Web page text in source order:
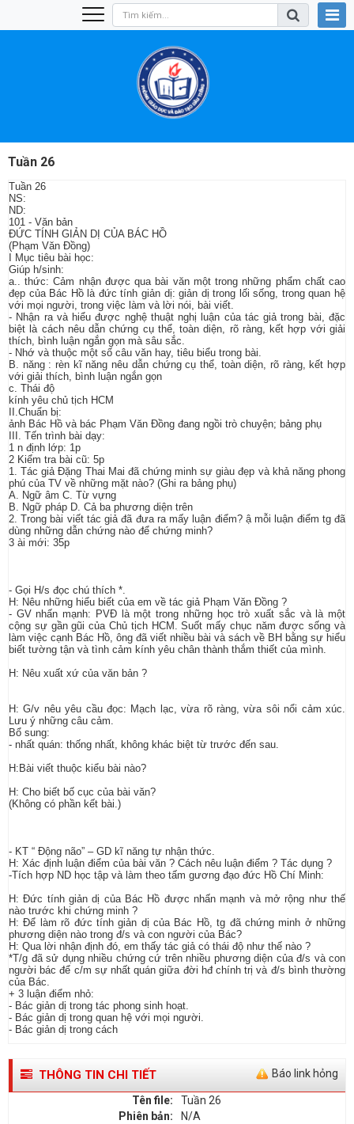
Tuần 26
Tuần 26
NS:
ND:
101 - Văn bản
ĐỨC TÍNH GIẢN DỊ CỦA BÁC HỒ
(Phạm Văn Đồng)
I Mục tiêu bài học:
Giúp h/sinh:
a.. thức: Cảm nhận được qua bài văn một trong những phẩm chất cao
đẹp của Bác Hồ là đức tính giản dị: giản dị trong lối sống, trong quan hệ
với mọi người, trong việc làm và lời nói, bài viết.
- Nhận ra và hiểu được nghệ thuật nghị luận của tác giả trong bài, đặc
biệt là cách nêu dẫn chứng cụ thể, toàn diện, rõ ràng, kết hợp với giải
thích, bình luận ngắn gọn mà sâu sắc.
- Nhớ và thuộc một số câu văn hay, tiêu biểu trong bài.
B. năng : rèn kĩ năng nêu dẫn chứng cụ thể, toàn diện, rõ ràng, kết hợp
với giải thích, bình luận ngắn gọn
c. Thái độ
kính yêu chủ tịch HCM
II.Chuẩn bị:
ảnh Bác Hồ và bác Phạm Văn Đồng đang ngồi trò chuyện; bảng phụ
III. Tến trình bài dạy:
1 n định lớp: 1p
2 Kiểm tra bài cũ: 5p
1. Tác giả Đặng Thai Mai đã chứng minh sự giàu đẹp và khả năng phong
phú của TV về những mặt nào? (Ghi ra bảng phụ)
A. Ngữ âm C. Từ vựng
B. Ngữ pháp D. Cả ba phương diện trên
2. Trong bài viết tác giả đã đưa ra mấy luận điểm? ậ mỗi luận điểm tg đã
dùng những dẫn chứng nào để chứng minh?
3 ài mới: 35p
- Gọi H/s đọc chú thích *.
H: Nêu những hiểu biết của em về tác giả Phạm Văn Đồng ?
- GV nhấn mạnh: PVĐ là một trong những học trò xuất sắc và là một
cộng sự gần gũi của Chủ tịch HCM. Suốt mấy chục năm được sống và
làm việc cạnh Bác Hồ, ông đã viết nhiều bài và sách về BH bằng sự hiểu
biết tường tận và tình cảm kính yêu chân thành thắm thiết của mình.
H: Nêu xuất xứ của văn bản ?
H: G/v nêu yêu cầu đọc: Mạch lạc, vừa rõ ràng, vừa sôi nổi cảm xúc.
Lưu ý những câu cảm.
Bổ sung:
- nhất quán: thống nhất, không khác biệt từ trước đến sau.
H:Bài viết thuộc kiểu bài nào?
H: Cho biết bố cục của bài văn?
(Không có phần kết bài.)
- KT “ Động não” – GD kĩ năng tự nhận thức.
H: Xác định luận điểm của bài văn ? Cách nêu luận điểm ? Tác dụng ?
-Tích hợp ND học tập và làm theo tấm gương đạo đức Hồ Chí Minh:
H: Đức tính giản dị của Bác Hồ được nhấn mạnh và mở rộng như thế
nào trước khi chứng minh ?
H: Để làm rõ đức tính giản dị của Bác Hồ, tg đã chứng minh ở những
phương diện nào trong đ/s và con người của Bác?
H: Qua lời nhận định đó, em thấy tác giả có thái độ như thế nào ?
*T/g đã sử dụng nhiều chứng cứ trên nhiều phương diện của đ/s và con
người bác để c/m sự nhất quán giữa đời hđ chính trị và đ/s bình thường
của Bác.
+ 3 luận điểm nhỏ:
- Bác giản dị trong tác phong sinh hoạt.
- Bác giản dị trong quan hệ với mọi người.
- Bác giản dị trong cách
Báo link hỏng
THÔNG TIN CHI TIẾT
Tên file:
Tuần 26
Phiên bản:
N/A